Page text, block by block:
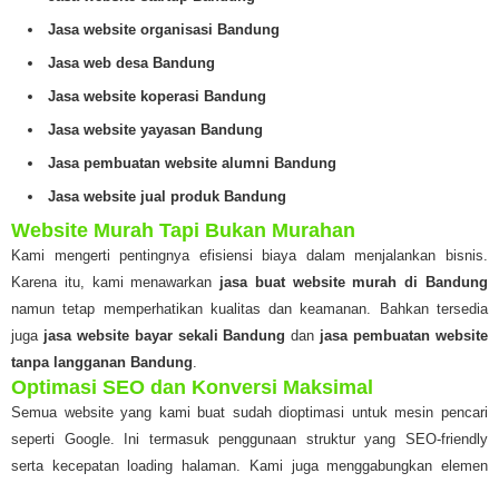
Jasa website organisasi Bandung
Jasa web desa Bandung
Jasa website koperasi Bandung
Jasa website yayasan Bandung
Jasa pembuatan website alumni Bandung
Jasa website jual produk Bandung
Website Murah Tapi Bukan Murahan
Kami mengerti pentingnya efisiensi biaya dalam menjalankan bisnis.
Karena itu, kami menawarkan jasa buat website murah di Bandung
namun tetap memperhatikan kualitas dan keamanan. Bahkan tersedia
juga jasa website bayar sekali Bandung dan jasa pembuatan website
tanpa langganan Bandung.
Optimasi SEO dan Konversi Maksimal
Semua website yang kami buat sudah dioptimasi untuk mesin pencari
seperti Google. Ini termasuk penggunaan struktur yang SEO-friendly
serta kecepatan loading halaman. Kami juga menggabungkan elemen